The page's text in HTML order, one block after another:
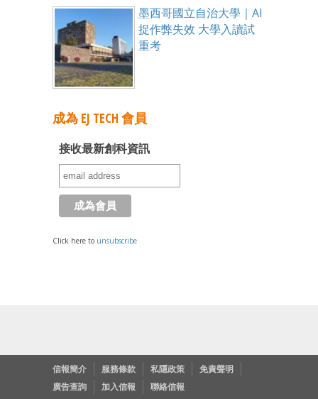
墨西哥國立自治大學｜AI
捉作弊失效 大學入讀試
重考
成為 EJ TECH 會員
接收最新創科資訊
Click here to unsubscribe
信報簡介 服務條款 私隱政策
免責聲明
廣告查詢
加入信報 聯絡信報